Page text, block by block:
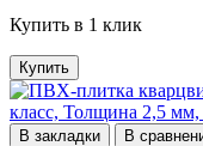
Купить в 1 клик
Купить
В закладки В